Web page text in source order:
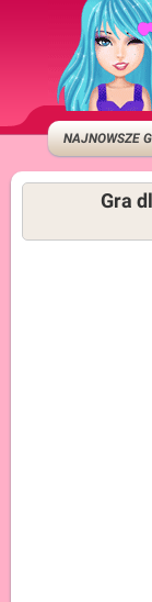
NAJNOWSZE
Gra